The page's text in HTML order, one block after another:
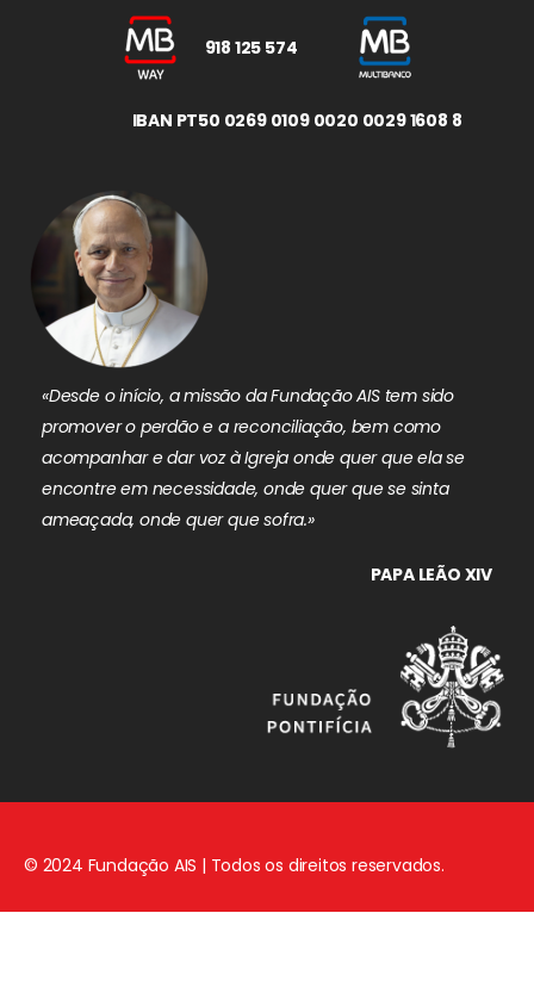
918 125 574
IBAN PT50 0269 0109 0020 0029 1608 8
«Desde o início, a missão da Fundação AIS tem sido
promover o perdão e a reconciliação, bem como
acompanhar e dar voz à Igreja onde quer que ela se
encontre em necessidade, onde quer que se sinta
ameaçada, onde quer que sofra.»
PAPA LEÃO XIV
© 2024 Fundação AIS | Todos os direitos reservados.